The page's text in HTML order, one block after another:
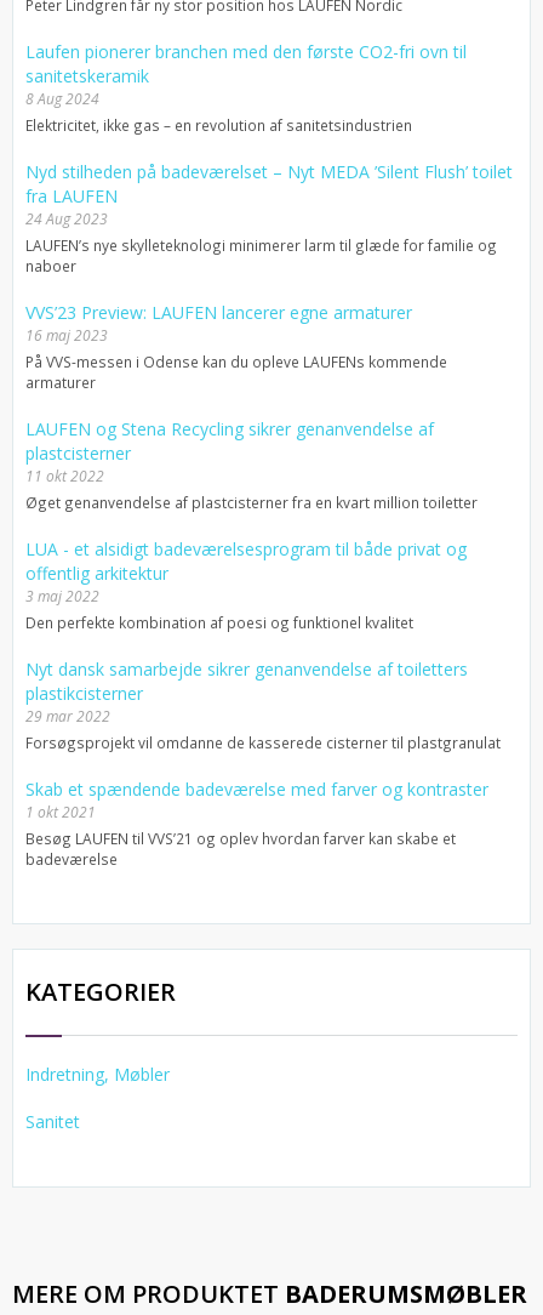
Peter Lindgren får ny stor position hos LAUFEN Nordic
Laufen pionerer branchen med den første CO2-fri ovn til
sanitetskeramik
8 Aug 2024
Elektricitet, ikke gas – en revolution af sanitetsindustrien
Nyd stilheden på badeværelset – Nyt MEDA ’Silent Flush’ toilet
fra LAUFEN
24 Aug 2023
LAUFEN’s nye skylleteknologi minimerer larm til glæde for familie og
naboer
VVS’23 Preview: LAUFEN lancerer egne armaturer
16 maj 2023
På VVS-messen i Odense kan du opleve LAUFENs kommende
armaturer
LAUFEN og Stena Recycling sikrer genanvendelse af
plastcisterner
11 okt 2022
Øget genanvendelse af plastcisterner fra en kvart million toiletter
LUA - et alsidigt badeværelsesprogram til både privat og
offentlig arkitektur
3 maj 2022
Den perfekte kombination af poesi og funktionel kvalitet
Nyt dansk samarbejde sikrer genanvendelse af toiletters
plastikcisterner
29 mar 2022
Forsøgsprojekt vil omdanne de kasserede cisterner til plastgranulat
Skab et spændende badeværelse med farver og kontraster
1 okt 2021
Besøg LAUFEN til VVS’21 og oplev hvordan farver kan skabe et
badeværelse
KATEGORIER
Indretning, Møbler
Sanitet
MERE OM PRODUKTET BADERUMSMØBLER